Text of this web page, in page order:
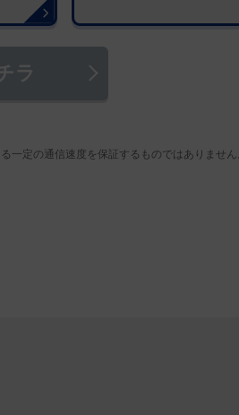
ラ
定の通信速度を保証するものではありません